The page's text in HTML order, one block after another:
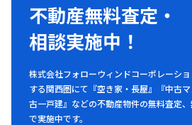
不動産無料査定・
相談実施中！
株式会社フォローウィンドコーポレーシ
する関西圏にて『空き家・長屋』『中古
古一戸建』などの不動産物件の無料査定
で実施中です。